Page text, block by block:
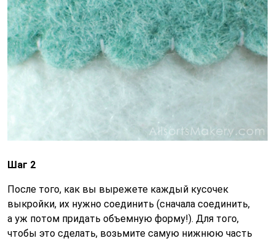
Шаг 2
После того, как вы вырежете каждый кусочек
выкройки, их нужно соединить (сначала соединить,
а уж потом придать объемную форму!). Для того,
чтобы это сделать, возьмите самую нижнюю часть